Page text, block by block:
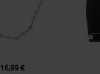
16,99 €